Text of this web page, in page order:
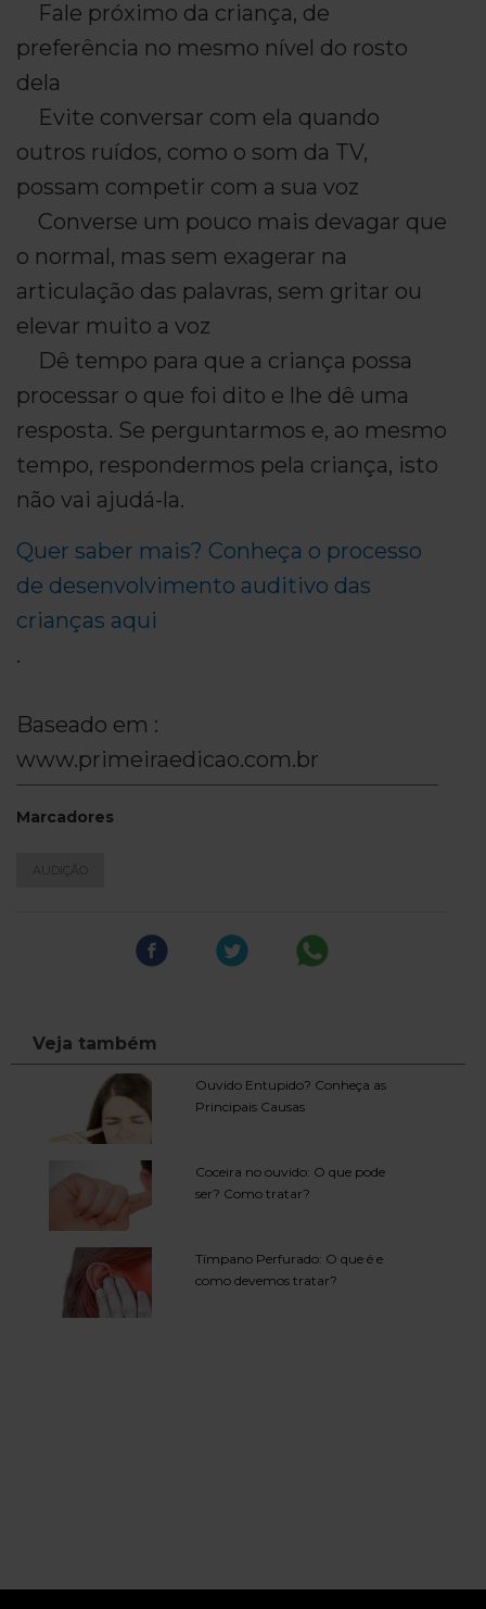
Fale próximo da criança, de
preferência no mesmo nível do rosto
dela
Evite conversar com ela quando
outros ruídos, como o som da TV,
possam competir com a sua voz
Converse um pouco mais devagar que
o normal, mas sem exagerar na
articulação das palavras, sem gritar ou
elevar muito a voz
Dê tempo para que a criança possa
processar o que foi dito e lhe dê uma
resposta. Se perguntarmos e, ao mesmo
tempo, respondermos pela criança, isto
não vai ajudá-la.
Quer saber mais? Conheça o processo
de desenvolvimento auditivo das
crianças aqui
.
Baseado em :
www.primeiraedicao.com.br
Marcadores
AUDIÇÃO
Ouvido Entupido? Conheça as
Principais Causas
Coceira no ouvido: O que pode
ser? Como tratar?
Tímpano Perfurado: O que é e
como devemos tratar?
Veja também